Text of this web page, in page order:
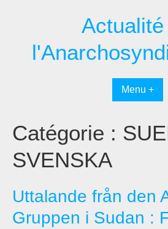
Actualité
Menu +
Catégorie :
SVENSKA
Uttalande från den
Gruppen i Sudan :